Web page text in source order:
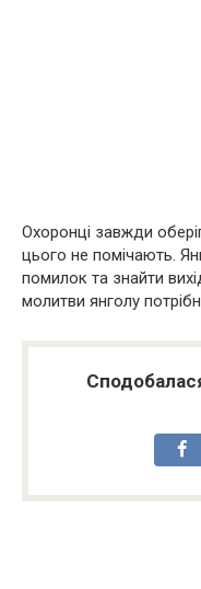
Охоронці завжди
цього не помічають.
помилок та знайти
молитви янголу